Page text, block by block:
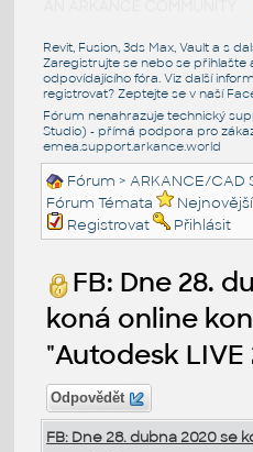
Revit, Fusion, 3ds Max, Vault a s
Zaregistrujte se nebo se přihlašte
odpovídajícího fóra. Viz další
registrovat? Zeptejte se v naší
Fórum nenahrazuje technický
Studio) - přímá podpora pro
emea.support.arkance.world
Fórum >ARKANCE/CAD
Fórum Témata
Registrovat
Přihlásit
FB: Dne 28.
koná online
"Autodesk LIVE
Odpovědět
FB: Dne 28. dubna 2020 se